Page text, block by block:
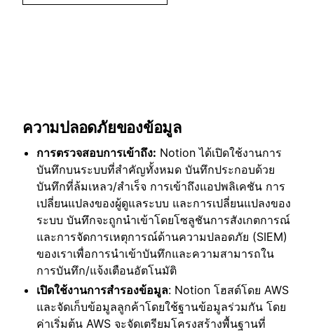
ความปลอดภัยของข้อมูล
การตรวจสอบการเข้าถึง: Notion ได้เปิดใช้งานการ
บันทึกบนระบบที่สำคัญทั้งหมด บันทึกประกอบด้วย
บันทึกที่ล้มเหลว/สำเร็จ การเข้าถึงแอปพลิเคชัน การ
เปลี่ยนแปลงของผู้ดูแลระบบ และการเปลี่ยนแปลงของ
ระบบ บันทึกจะถูกนำเข้าโดยโซลูชันการสังเกตการณ์
และการจัดการเหตุการณ์ด้านความปลอดภัย (SIEM)
ของเราเพื่อการนำเข้าบันทึกและความสามารถใน
การบันทึก/แจ้งเตือนอัตโนมัติ
เปิดใช้งานการสำรองข้อมูล: Notion โฮสต์โดย AWS
และจัดเก็บข้อมูลลูกค้าโดยใช้ฐานข้อมูลร่วมกัน โดย
ค่าเริ่มต้น AWS จะจัดเตรียมโครงสร้างพื้นฐานที่